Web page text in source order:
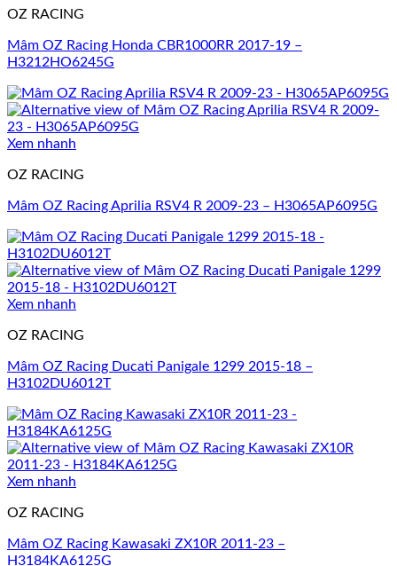
OZ RACING
Mâm OZ Racing Honda CBR1000RR 2017-19 –
H3212HO6245G
Xem nhanh
OZ RACING
Mâm OZ Racing Aprilia RSV4 R 2009-23 – H3065AP6095G
Xem nhanh
OZ RACING
Mâm OZ Racing Ducati Panigale 1299 2015-18 –
H3102DU6012T
Xem nhanh
OZ RACING
Mâm OZ Racing Kawasaki ZX10R 2011-23 –
H3184KA6125G